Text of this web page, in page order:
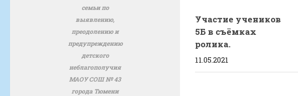
Участие учеников
5Б в съёмках
ролика.
11.05.2021
семьи по
выявлению,
преодолению и
предупреждению
детского
неблагополучия
МАОУ СОШ № 43
города Тюмени